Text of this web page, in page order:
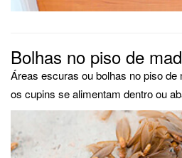
Bolhas no piso de
Áreas escuras ou bolhas no piso de
os cupins se alimentam dentro ou